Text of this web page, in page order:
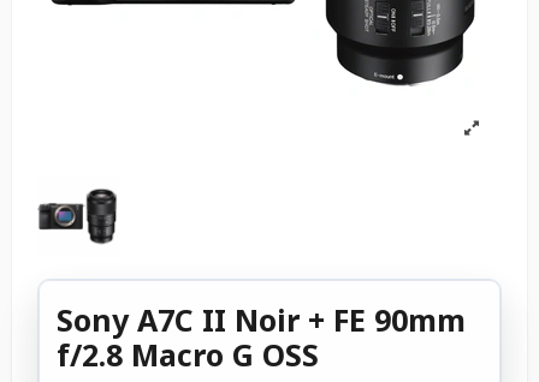
Sony A7C II Noir + FE 90mm
f/2.8 Macro G OSS